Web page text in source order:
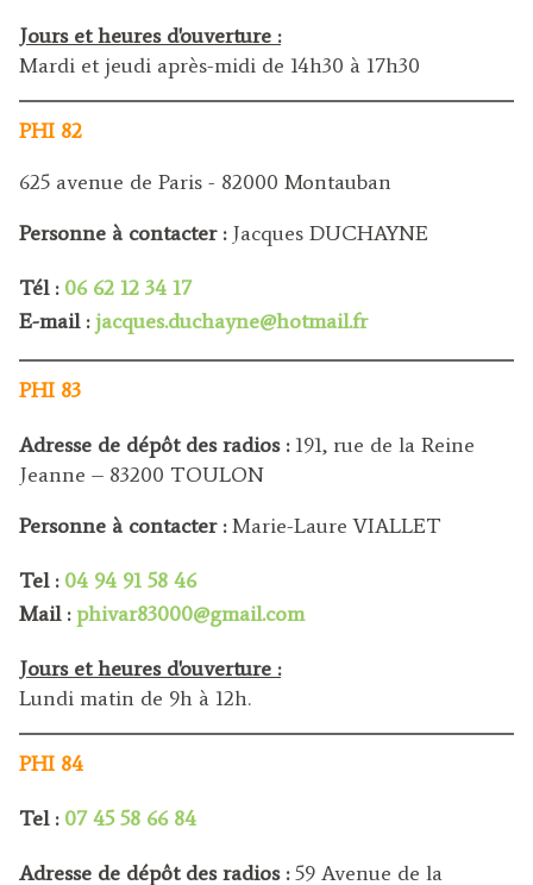
Jours et heures d'ouverture :
Mardi et jeudi après-midi de 14h30 à 17h30
PHI 82
625 avenue de Paris - 82000 Montauban
Personne à contacter : Jacques DUCHAYNE
Tél : 06 62 12 34 17
E-mail : jacques.duchayne@hotmail.fr
PHI 83
Adresse de dépôt des radios :191, rue de la Reine
Jeanne – 83200 TOULON
Personne à contacter :Marie-Laure VIALLET
Tel : 04 94 91 58 46
Mail :phivar83000@gmail.com
Jours et heures d'ouverture :
Lundi matin de 9h à 12h.
PHI 84
Tel : 07 45 58 66 84
Adresse de dépôt des radios :59 Avenue de la